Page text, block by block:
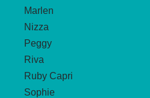
Marlen
Nizza
Peggy
Riva
Ruby Capri
Sophie